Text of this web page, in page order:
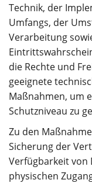
Technik, der
Umfangs, der
Verarbeitung
die Rechte und
geeignete
Maßnahmen, um
Schutzniveau zu
Zu den
Sicherung der
Verfügbarkeit von
physischen